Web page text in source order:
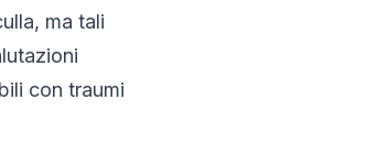
ma tali
con traumi